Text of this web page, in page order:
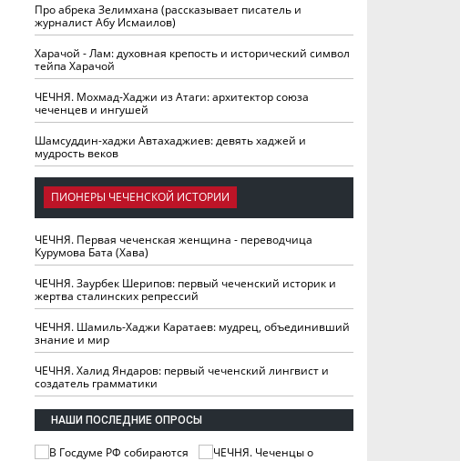
Про абрека Зелимхана (рассказывает писатель и
журналист Абу Исмаилов)
Харачой - Лам: духовная крепость и исторический символ
тейпа Харачой
ЧЕЧНЯ. Мохмад-Хаджи из Атаги: архитектор союза
чеченцев и ингушей
Шамсуддин-хаджи Автахаджиев: девять хаджей и
мудрость веков
ПИОНЕРЫ ЧЕЧЕНСКОЙ ИСТОРИИ
ЧЕЧНЯ. Первая чеченская женщина - переводчица
Курумова Бата (Хава)
ЧЕЧНЯ. Заурбек Шерипов: первый чеченский историк и
жертва сталинских репрессий
ЧЕЧНЯ. Шамиль-Хаджи Каратаев: мудрец, объединивший
знание и мир
ЧЕЧНЯ. Халид Яндаров: первый чеченский лингвист и
создатель грамматики
НАШИ ПОСЛЕДНИЕ ОПРОСЫ